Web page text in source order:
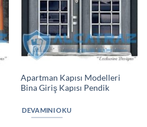
Apartman Kapısı Modelleri
Bina Giriş Kapısı Pendik
DEVAMINI OKU